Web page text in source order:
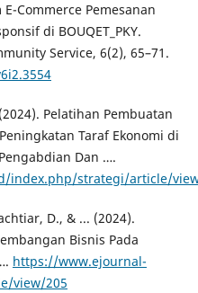
Commerce Pemesanan
di BOUQET_PKY.
Service, 6(2), 65–71.
Pelatihan Pembuatan
Taraf Ekonomi di
Dan ….
index.php/strategi/article/
D., & ... (2024).
Bisnis Pada
https://www.ejournal-
view/205